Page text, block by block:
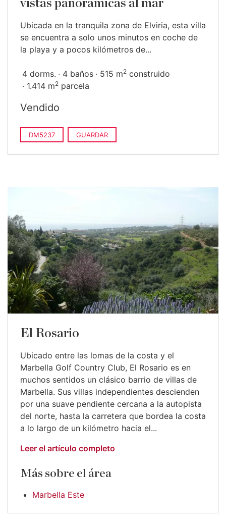
vistas panorámicas al mar
Ubicada en la tranquila zona de Elviria, esta villa
se encuentra a solo unos minutos en coche de
la playa y a pocos kilómetros de...
4 dorms. 4 baños 515 m2 construido
1.414 m2 parcela
Vendido
DM5237 GUARDAR
El Rosario
Ubicado entre las lomas de la costa y el
Marbella Golf Country Club, El Rosario es en
muchos sentidos un clásico barrio de villas de
Marbella. Sus villas independientes descienden
por una suave pendiente cercana a la autopista
del norte, hasta la carretera que bordea la costa
a lo largo de un kilómetro hacia el...
Leer el artículo completo
Más sobre el área
Marbella Este